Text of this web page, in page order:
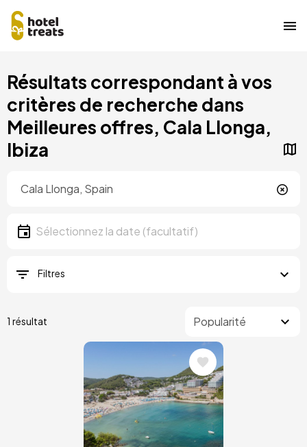
au
contenu
principal
Résultats correspondant à vos
critères de recherche dans
Meilleures offres, Cala Llonga,
Ibiza
Date
Sélectionnez la date
Filtres
1 résultat
Image